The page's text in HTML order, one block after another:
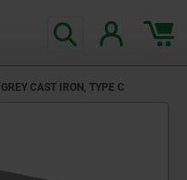
CAST IRON, TYPE C